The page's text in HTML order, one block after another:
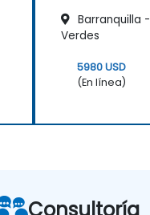
Barranquilla
Verdes
5980 USD
(En línea)